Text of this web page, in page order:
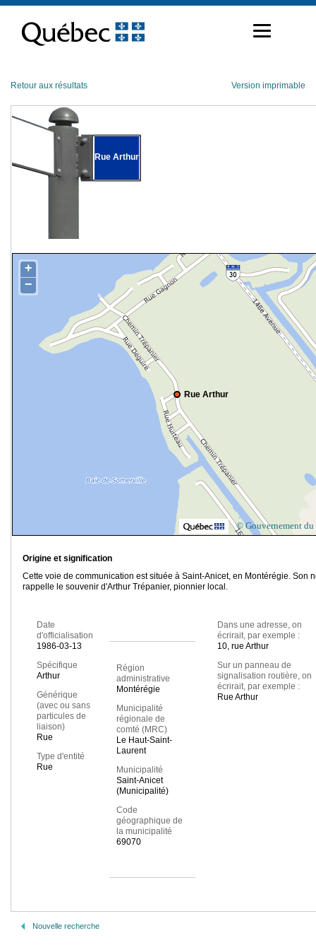
contenu
Retour aux résultats Version imprimable
Rue Arthur
Rue Arthur
+
−
© Gouvernement du
Origine et signification
Cette voie de communication est située à Saint-Anicet, en Montérégie. Son
rappelle le souvenir d'Arthur Trépanier, pionnier local.
Date
d'officialisation
1986-03-13
Spécifique
Arthur
Générique
(avec ou sans
particules de
liaison)
Rue
Type d'entité
Rue
Région
administrative
Montérégie
Municipalité
régionale de
comté (MRC)
Le Haut-Saint-
Laurent
Municipalité
Saint-Anicet
(Municipalité)
Code
géographique de
la municipalité
69070
Dans une adresse, on
écrirait, par exemple :
10, rue Arthur
Sur un panneau de
signalisation routière, on
écrirait, par exemple :
Rue Arthur
Nouvelle recherche